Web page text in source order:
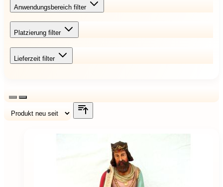
Anwendungsbereich filter
Platzierung filter
Lieferzeit filter